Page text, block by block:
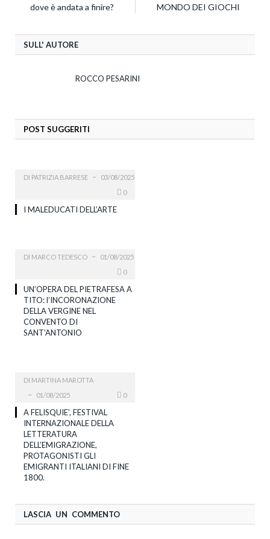
dove è andata a finire?
MONDO DEI GIOCHI
SULL' AUTORE
ROCCO PESARINI
POST SUGGERITI
DI PATRIZIA BARRESE
03/08/2025
0
I MALEDUCATI DELL’ARTE
DI MARCO TEDESCO
01/08/2025
0
UN’OPERA DEL PIETRAFESA A
TITO: l’INCORONAZIONE
DELLA VERGINE NEL
CONVENTO DI
SANT’ANTONIO
DI MARTINA MAROTTA
01/08/2025
0
A FELISQUIE’, FESTIVAL
INTERNAZIONALE DELLA
LETTERATURA
DELL’EMIGRAZIONE,
PROTAGONISTI GLI
EMIGRANTI ITALIANI DI FINE
1800.
LASCIA UN COMMENTO